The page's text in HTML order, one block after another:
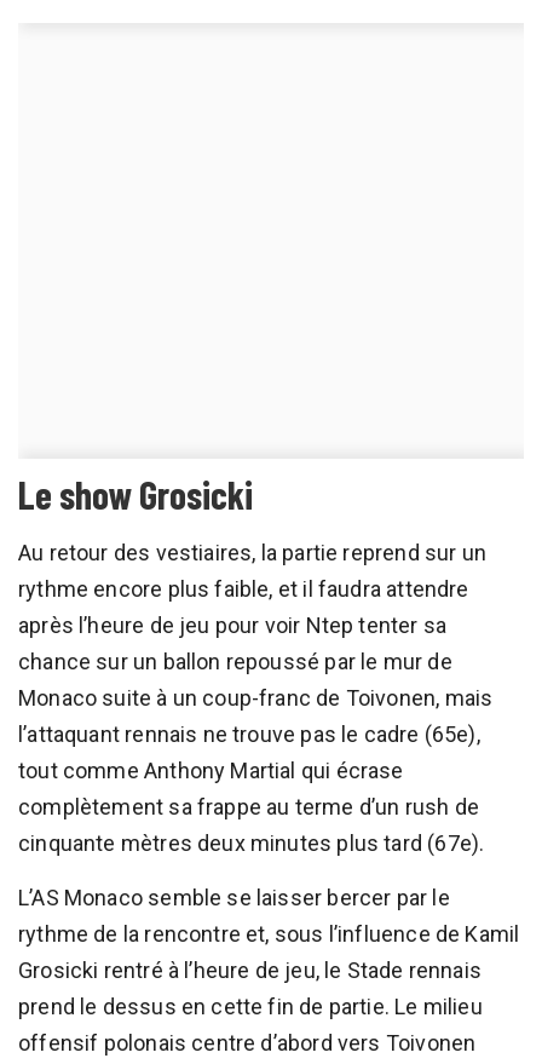
Le show Grosicki
Au retour des vestiaires, la partie reprend sur un
rythme encore plus faible, et il faudra attendre
après l’heure de jeu pour voir Ntep tenter sa
chance sur un ballon repoussé par le mur de
Monaco suite à un coup-franc de Toivonen, mais
l’attaquant rennais ne trouve pas le cadre (65e),
tout comme Anthony Martial qui écrase
complètement sa frappe au terme d’un rush de
cinquante mètres deux minutes plus tard (67e).
L’AS Monaco semble se laisser bercer par le
rythme de la rencontre et, sous l’influence de Kamil
Grosicki rentré à l’heure de jeu, le Stade rennais
prend le dessus en cette fin de partie. Le milieu
offensif polonais centre d’abord vers Toivonen